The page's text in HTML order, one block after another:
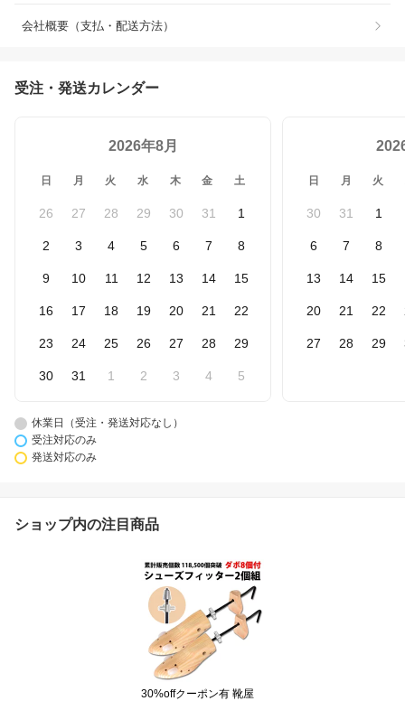
会社概要（支払・配送方法）
受注・発送カレンダー
2026年8月
日 月 火 水 木 金 土
26 27 28 29 30 31 1
2 3 4 5 6 7 8
9 10 11 12 13 14 15
16 17 18 19 20 21 22
23 24 25 26 27 28 29
30 31 1 2 3 4 5
日 月 火
30 31 1
6 7 8
13 14 15
20 21 22
27 28 29
休業日（受注・発送対応なし）
受注対応のみ
発送対応のみ
ショップ内の注目商品
30%offクーポン有 靴屋